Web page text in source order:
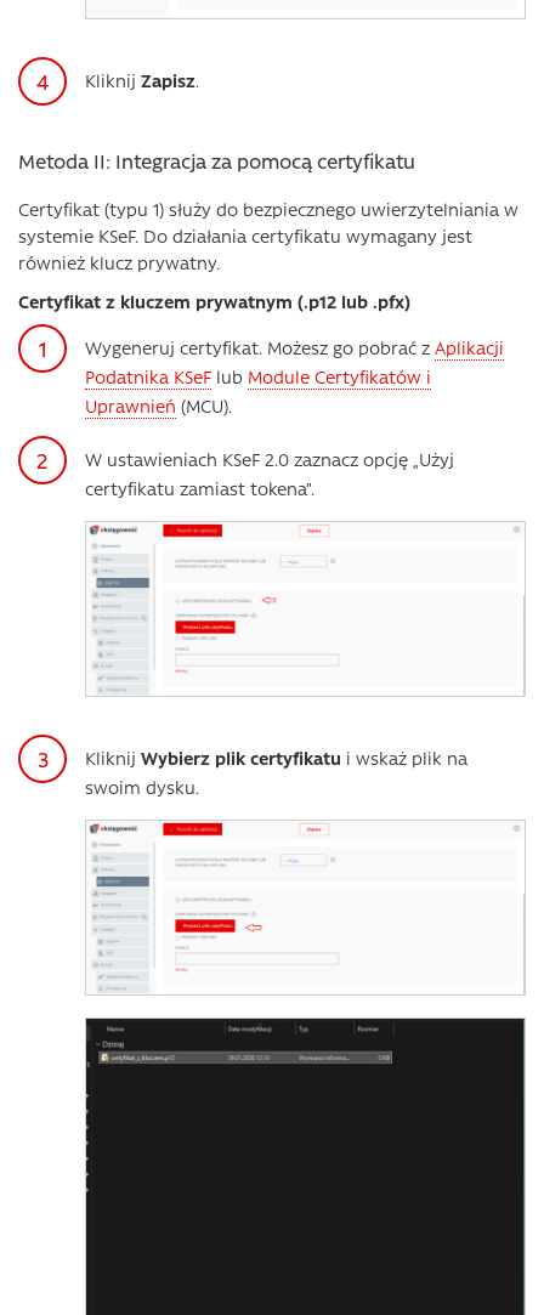
Kliknij Zapisz.
Metoda II: Integracja za pomocą certyfikatu
Certyfikat (typu 1) służy do bezpiecznego uwierzytelniania w
systemie KSeF. Do działania certyfikatu wymagany jest
również klucz prywatny.
Certyfikat z kluczem prywatnym (.p12 lub .pfx)
Wygeneruj certyfikat. Możesz go pobrać z Aplikacji
Podatnika KSeF lub Module Certyfikatów i
Uprawnień (MCU).
W ustawieniach KSeF 2.0 zaznacz opcję „Użyj
certyfikatu zamiast tokena”.
Kliknij Wybierz plik certyfikatu i wskaż plik na
swoim dysku.